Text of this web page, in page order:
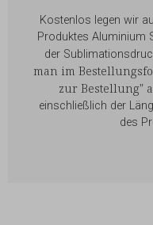
Kostenlos legen wir
Produktes Aluminium
der
man im
zur Bestellung"
einschließlich der
des